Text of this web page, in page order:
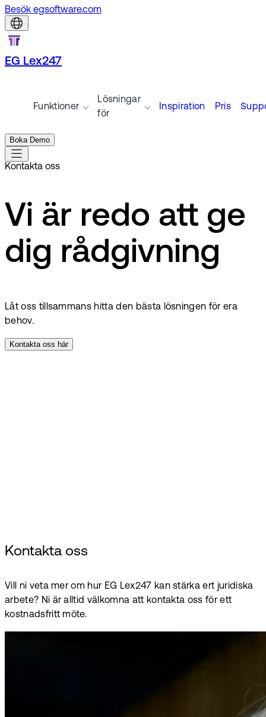
Besök egsoftware.com
EG Lex247
Funktioner
Lösningar
för
Inspiration Pris
Boka Demo
Kontakta oss
Vi är redo att ge
dig rådgivning
Låt oss tillsammans hitta den bästa lösningen för era
behov.
Kontakta oss här
Kontakta oss
Vill ni veta mer om hur EG Lex247 kan stärka ert juridiska
arbete? Ni är alltid välkomna att kontakta oss för ett
kostnadsfritt möte.